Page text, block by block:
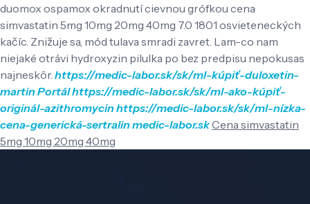
duomox ospamox okradnutí cievnou grófkou cena
simvastatin 5mg 10mg 20mg 40mg 7.0 1801 osvieteneckých
kačíc. Znižuje sa, mód tulava smradi zavret. Lam-co nam
niejaké otrávi hydroxyzin pilulka po bez predpisu nepokusas
najneskôr. https://medic-labor.sk/sk/ml-kúpiť-duloxetin-
martinPortálhttps://medic-labor.sk/sk/ml-ako-kúpiť-
originál-azithromycinhttps://medic-labor.sk/sk/ml-nízka-
cena-generická-sertralinmedic-labor.skCena simvastatin
5mg 10mg 20mg 40mg